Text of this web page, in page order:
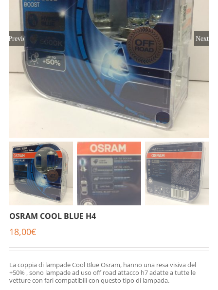
Previous Next
OSRAM COOL BLUE H4
18,00€
La coppia di lampade Cool Blue Osram, hanno una resa visiva del
+50% , sono lampade ad uso off road attacco h7 adatte a tutte le
vetture con fari compatibili con questo tipo di lampada.